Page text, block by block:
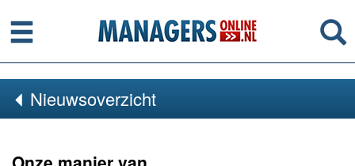
Menu
Nieuwsoverzicht